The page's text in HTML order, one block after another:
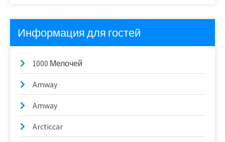
Информация для гостей
1000 Мелочей
Amway
Amway
Arcticcar